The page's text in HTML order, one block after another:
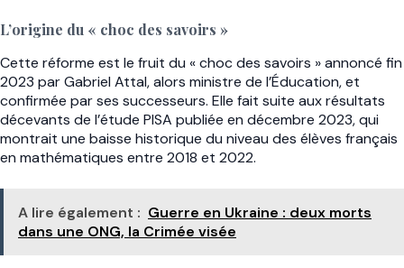
L’origine du « choc des savoirs »
Cette réforme est le fruit du « choc des savoirs » annoncé fin
2023 par Gabriel Attal, alors ministre de l’Éducation, et
confirmée par ses successeurs. Elle fait suite aux résultats
décevants de l’étude PISA publiée en décembre 2023, qui
montrait une baisse historique du niveau des élèves français
en mathématiques entre 2018 et 2022.
A lire également : Guerre en Ukraine : deux morts
dans une ONG, la Crimée visée